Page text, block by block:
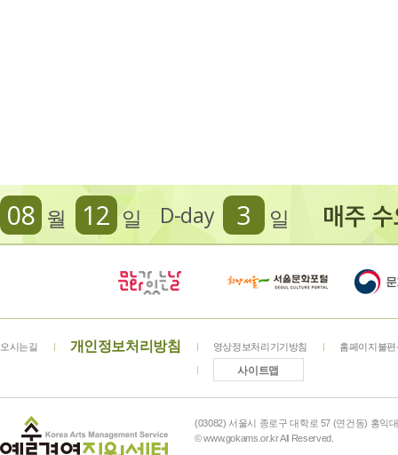
D-day 3 일
08 월 12 일
오시는길 개인정보처리방침 영상정보처리기기방침 홈페이지불
사이트맵
(03082) 서울시 종로구 대학로 57 (연건동) 홍익
© www.gokams.or.kr All Reserved.